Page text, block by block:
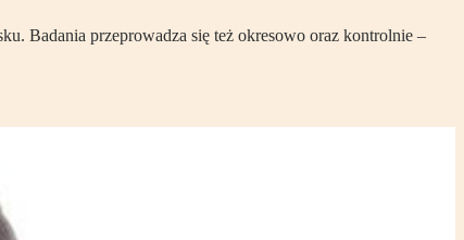
Badania przeprowadza się też okresowo oraz kontrolnie –